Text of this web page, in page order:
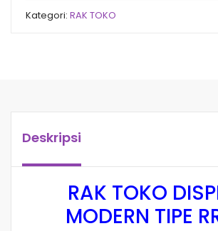
Kategori: RAK TOKO
Deskripsi
RAK TOKO
MODERN TIPE